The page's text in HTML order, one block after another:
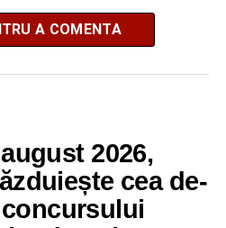
A COMENTA
2026,
cea de-
concursului